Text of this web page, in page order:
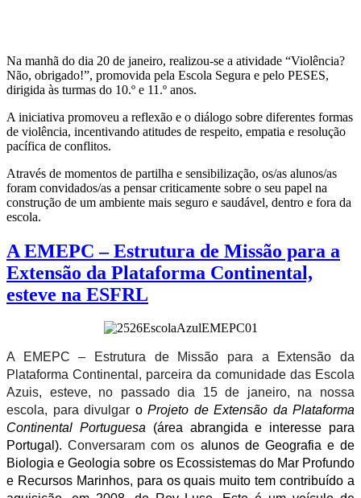
Na manhã do dia 20 de janeiro, realizou-se a atividade “Violência?
Não, obrigado!”, promovida pela Escola Segura e pelo PESES,
dirigida às turmas do 10.º e 11.º anos.
A iniciativa promoveu a reflexão e o diálogo sobre diferentes formas
de violência, incentivando atitudes de respeito, empatia e resolução
pacífica de conflitos.
Através de momentos de partilha e sensibilização, os/as alunos/as
foram convidados/as a pensar criticamente sobre o seu papel na
construção de um ambiente mais seguro e saudável, dentro e fora da
escola.
A EMEPC – Estrutura de Missão para a
Extensão da Plataforma Continental,
esteve na ESFRL
A EMEPC – Estrutura de Missão para a Extensão da
Plataforma Continental, parceira da comunidade das Escola
Azuis, esteve, no passado dia 15 de janeiro, na nossa
escola, para divulgar o Projeto de Extensão da Plataforma
Continental Portuguesa(área abrangida e interesse para
Portugal).Conversaram com os alunos de Geografia e de
Biologia e Geologia sobre os Ecossistemas do Mar Profundo
e Recursos Marinhos, para os quais muito tem contribuído a